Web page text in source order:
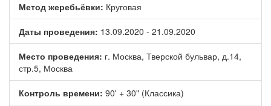
Метод жеребьёвки: Круговая
Даты проведения: 13.09.2020 - 21.09.2020
Место проведения: г. Москва, Тверской бульвар, д.14,
стр.5, Москва
Контроль времени: 90' + 30" (Классика)